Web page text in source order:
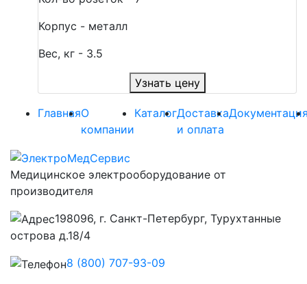
Корпус - металл
Вес, кг - 3.5
Узнать цену
ГлавнаяО
компании
КаталогДоставка
и оплата
Медицинское электрооборудование от
производителя
198096, г. Санкт-Петербург, Турухтанные
острова д.18/4
8 (800) 707-93-09